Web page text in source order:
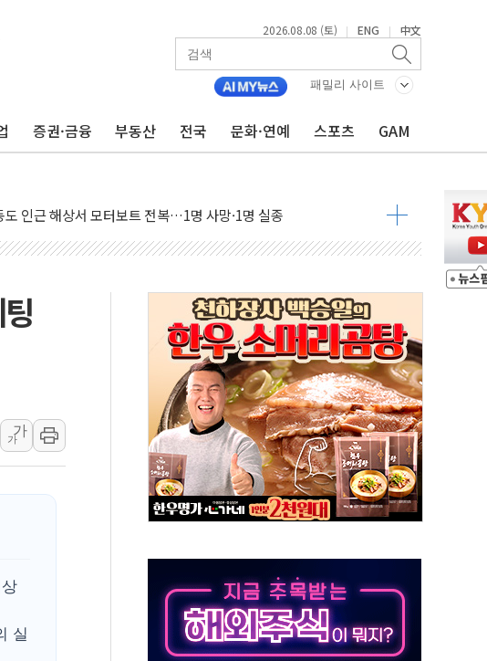
2026.08.08 (토) | ENG | 中文
패밀리 사이트
증권·금융 부동산 전국 문화·연예 스포츠 GAM
출구전략 만지작…공습 한계·탄약 부족 현실화
해·삼척 시간당 최대 50㎜ 폭우…강원 동해안 강한 비 어어져
거하다 참변…60대 환경미화원 수거차에 치여 사망
구 주택가서 흉기 난동…60대 남성 2명 숨져
도 인근 해상서 모터보트 전복…1명 사망·1명 실종
도 갯벌서 해루질 중 실종 60대 나흘만에 숨진 채 발견
다툼 중 어머니 흉기 살해 10대 아들 체포
김민석에 '뻔뻔' 받아친 정청래…제주 연설서 신경전 고조
, ISA 개편 재검토 지시…與 "적극 환영"·野 "졸속 국정"
전 해상 풍랑주의보…10일까지 최대 3.5m 높은 물결
에 온열질환 사망 23명…정부, 비상대응기구 가동
아파트 부양, 수도 베이징도 부동산 규제 철폐
리 계곡서 수위 상승으로 피서객 7명 고립…전원 구조
11~14일 '별똥별 멍' 운영…페르세우스 유성우 관측
남부 동해안 시간당 50mm 이상 폭우…호우경보 발효
운전면허 기능시험 오전 집중 편성…체감온도 38도 넘으면 중단
'ISA·주가누르기 방지법' 전면 재검토 지시
가
가
실